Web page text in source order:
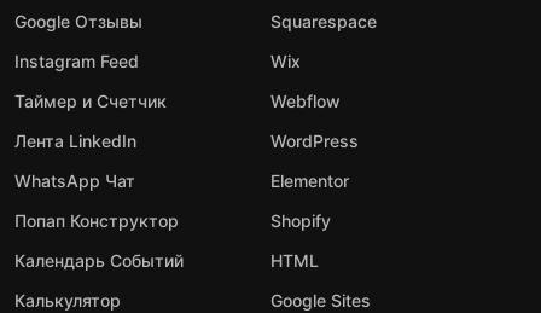
Google Отзывы
Instagram Feed
Таймер и Счетчик
Лента LinkedIn
WhatsApp Чат
Попап Конструктор
Календарь Событий
Калькулятор
Squarespace
Wix
Webflow
WordPress
Elementor
Shopify
HTML
Google Sites